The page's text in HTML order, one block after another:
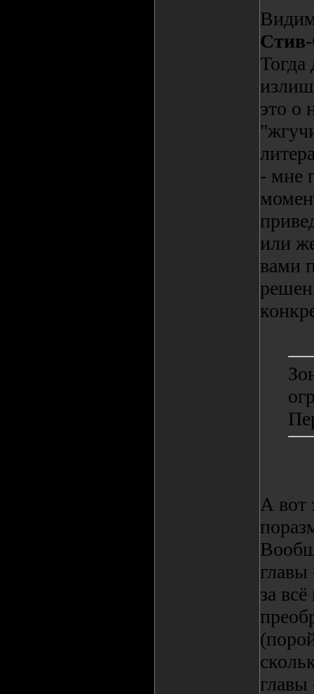
это о
- мне
или
вами
А вот
главы
за